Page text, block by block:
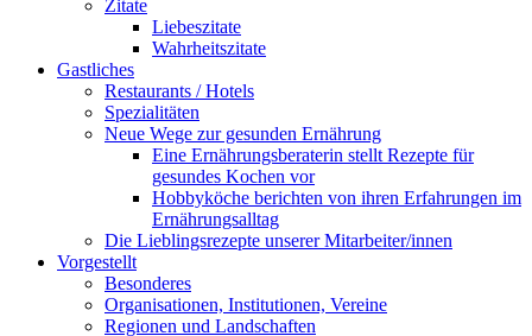
Zitate
Liebeszitate
Wahrheitszitate
Gastliches
Restaurants / Hotels
Spezialitäten
Neue Wege zur gesunden Ernährung
Eine Ernährungsberaterin stellt Rezepte für
gesundes Kochen vor
Hobbyköche berichten von ihren Erfahrungen im
Ernährungsalltag
Die Lieblingsrezepte unserer Mitarbeiter/innen
Vorgestellt
Besonderes
Organisationen, Institutionen, Vereine
Regionen und Landschaften